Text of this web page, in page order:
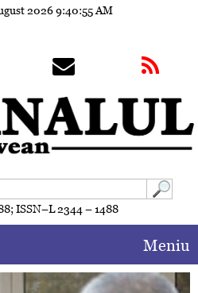
20269:40:56 AM
ISSN–L 2344 – 1488
Meniu